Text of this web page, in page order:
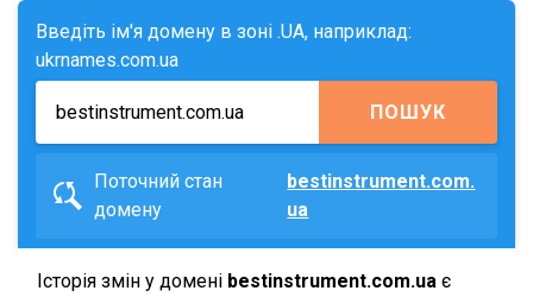
Введіть ім'я домену в зоні .UA, наприклад:
ukrnames.com.ua
ПОШУК
Поточний стан
домену
bestinstrument.com.
ua
Історія змін у домені bestinstrument.com.ua є